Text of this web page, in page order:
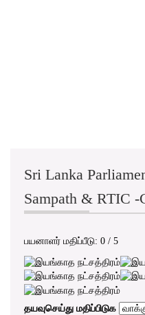
Sri Lanka
Sampath & RTIC -
பயனாளர் மதிப்பீடு: 0 / 5
தயவுசெய்து மதிப்பிடுக